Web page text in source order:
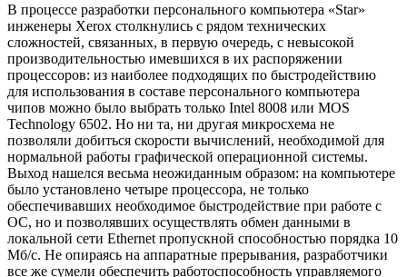
В процессе разработки персонального компьютера «Star»
инженеры Xerox столкнулись с рядом технических
сложностей, связанных, в первую очередь, с невысокой
производительностью имевшихся в их распоряжении
процессоров: из наиболее подходящих по быстродействию
для использования в составе персонального компьютера
чипов можно было выбрать только Intel 8008 или MOS
Technology 6502. Но ни та, ни другая микросхема не
позволяли добиться скорости вычислений, необходимой для
нормальной работы графической операционной системы.
Выход нашелся весьма неожиданным образом: на компьютере
было установлено четыре процессора, не только
обеспечивавших необходимое быстродействие при работе с
ОС, но и позволявших осуществлять обмен данными в
локальной сети Ethernet пропускной способностью порядка 10
Мб/с. Не опираясь на аппаратные прерывания, разработчики
все же сумели обеспечить работоспособность управляемого